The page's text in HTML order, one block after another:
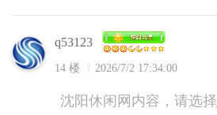
q53123
14 楼 2026/7/2 17:34:00
沈阳休闲网内容，请选择